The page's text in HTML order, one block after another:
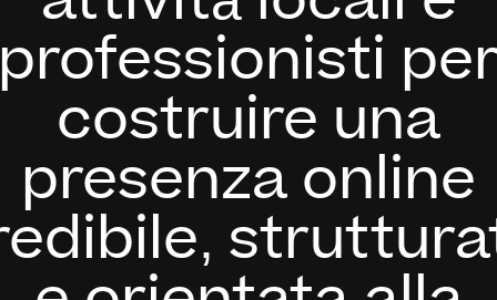
costruire una
presenza online